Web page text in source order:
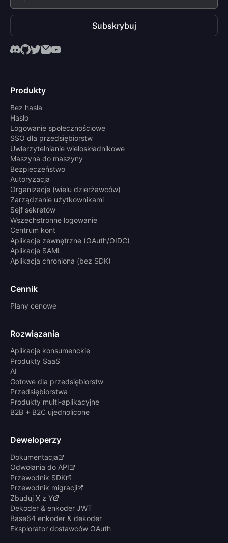
Subskrybuj
Produkty
Bez hasła
Hasło
Logowanie społecznościowe
SSO dla przedsiębiorstw
Uwierzytelnianie wieloskładnikowe
Maszyna do maszyny
Bezpieczeństwo
Autoryzacja
Organizacje (wielu dzierżawców)
Zarządzanie użytkownikami
Sejf sekretów
Wszechstronne logowanie
Centrum kont
Aplikacje zewnętrzne (OAuth/OIDC)
Aplikacje SAML
Aplikacja chroniona (bez SDK)
Cennik
Plany cenowe
Rozwiązania
Aplikacje konsumenckie
Produkty SaaS
AI
Gotowe dla przedsiębiorstw
Przedsiębiorstwa
Produkty multi-aplikacyjne
B2B + B2C ujednolicone
Deweloperzy
Dokumentacja
Odwołania do API
Przewodnik SDK
Przewodnik migracji
Zbuduj X z Y
Dekoder & enkoder JWT
Base64 enkoder & dekoder
Eksplorator dostawców OAuth